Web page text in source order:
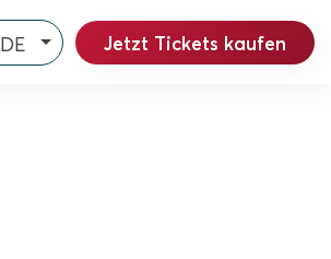
DE Jetzt Tickets kaufen